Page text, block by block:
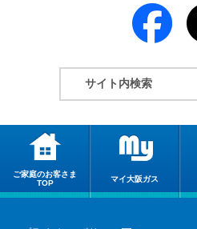
ご家庭のお客さま
TOP
マイ大阪ガス